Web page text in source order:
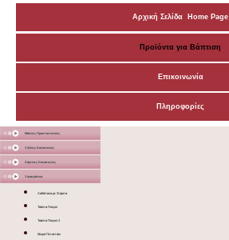
Αρχική Σελίδα Home Page
Προϊόντα για Βάπτιση
Επικοινωνία
Πληροφορίες
Μάσκες Προστατευτικές
Ξύλινες Κατασκευές
Χάρτινες Κατασκευές
Υφασμάτινα
Λαδόπανα με Στάμπα
Τσάντα Πουγκί
Τσάντα Πουγκί 2
Μικρό Πετσετάκι